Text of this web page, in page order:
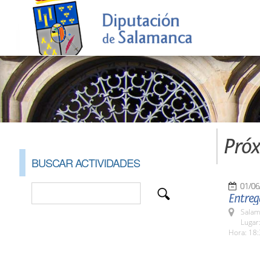
BUSCAR ACTIVIDADES
01/
Hora: